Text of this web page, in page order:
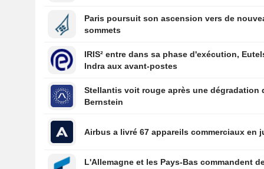
Paris poursuit son ascension vers de
sommets
IRIS² entre dans sa phase d'exécution,
Indra aux avant-postes
Stellantis voit rouge après une dégradation
Bernstein
Airbus a livré 67 appareils commerciaux en
L'Allemagne et les Pays-Bas commandent